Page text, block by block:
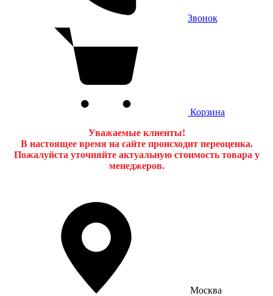
Звонок
Корзина
Уважаемые клиенты!
В настоящее время на сайте происходит переоценка.
Пожалуйста уточняйте актуальную стоимость товара у
менеджеров.
Москва